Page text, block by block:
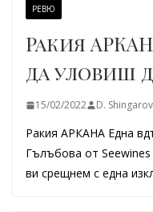
РЕВЮ
Ракия
да уловиш
15/02/2022 D.
Ракия АРКАНА Една
Гълъбова от
ви срещнем с една